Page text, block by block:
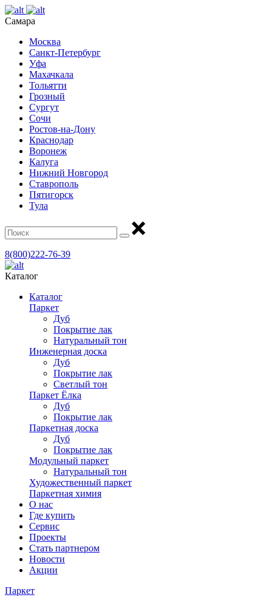
Самара
Москва
Санкт-Петербург
Уфа
Махачкала
Тольятти
Грозный
Сургут
Сочи
Ростов-на-Дону
Краснодар
Воронеж
Калуга
Нижний Новгород
Ставрополь
Пятигорск
Тула
8(800)222-76-39
Каталог
Каталог
Паркет
Дуб
Покрытие лак
Натуральный тон
Инженерная доска
Дуб
Покрытие лак
Светлый тон
Паркет Ёлка
Дуб
Покрытие лак
Паркетная доска
Дуб
Покрытие лак
Модульный паркет
Натуральный тон
Художественный паркет
Паркетная химия
О нас
Где купить
Сервис
Проекты
Стать партнером
Новости
Акции
Паркет